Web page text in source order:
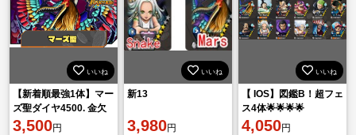
いいね
【新着順最強1体】マー
ズ聖ダイヤ4500. 金欠
片7800機種Android
3,500円
いいね
新13
3,980円
いいね
【 IOS】図鑑B！超フェ
ス4体🌟🌟🌟🌟
4,050円